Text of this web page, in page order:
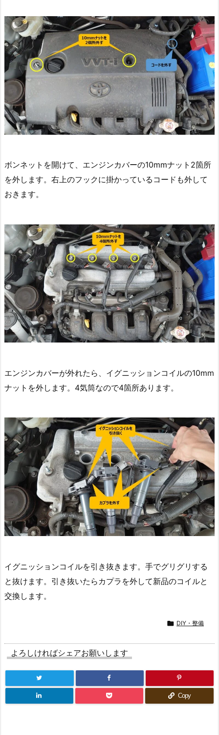
ボンネットを開けて、エンジンカバーの10mmナット2箇所
を外します。右上のフックに掛かっているコードも外して
おきます。
エンジンカバーが外れたら、イグニッションコイルの10mm
ナットを外します。4気筒なので4箇所あります。
イグニッションコイルを引き抜きます。手でグリグリする
と抜けます。引き抜いたらカプラを外して新品のコイルと
交換します。
 DIY・整備
よろしければシェアお願いします
Copy